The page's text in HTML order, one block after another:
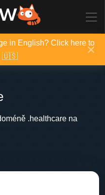
in English? Click here to
🇺🇸
×
.healthcare na